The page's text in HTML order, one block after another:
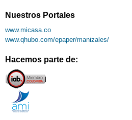
Nuestros Portales
www.micasa.co
www.qhubo.com/epaper/manizales/
Hacemos parte de: